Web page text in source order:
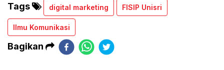
Tags
digital marketing FISIP Unisri
Ilmu Komunikasi
Bagikan